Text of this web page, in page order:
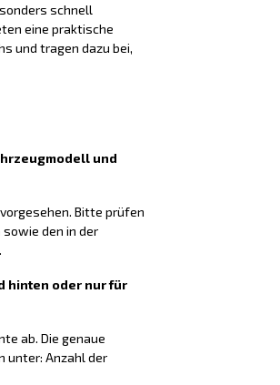
schnell
eine praktische
und tragen dazu bei,
und
Bitte prüfen
sowie den in der
hinten oder nur für
ab. Die genaue
unter: Anzahl der